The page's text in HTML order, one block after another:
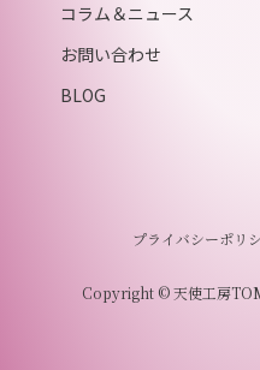
コラム＆ニュース
お問い合わせ
BLOG
プライバシーポリ
Copyright © 天使工房